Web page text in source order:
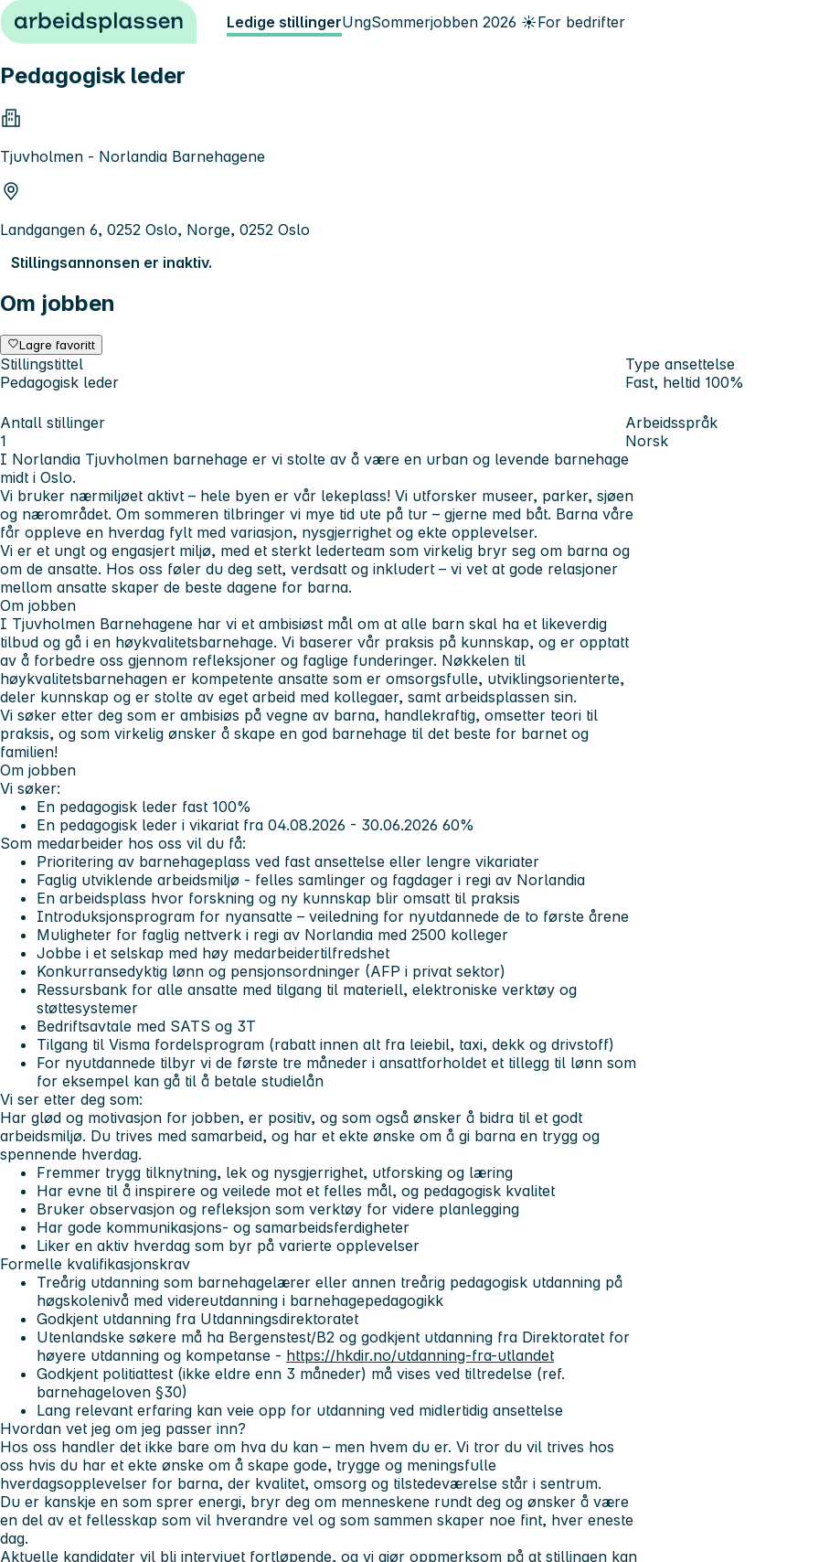
Hopp til innhold Ledige stillingerUngSommerjobben 2026 ☀️For bedrifter
Pedagogisk leder
Tjuvholmen - Norlandia Barnehagene
Landgangen 6, 0252 Oslo, Norge, 0252 Oslo
Stillingsannonsen er inaktiv.
Om jobben
Lagre favoritt
Stillingstittel
Pedagogisk leder
Type ansettelse
Fast, heltid 100%
Antall stillinger
1
Arbeidsspråk
Norsk
I Norlandia Tjuvholmen barnehage er vi stolte av å være en urban og levende barnehage
midt i Oslo.
Vi bruker nærmiljøet aktivt – hele byen er vår lekeplass! Vi utforsker museer, parker, sjøen
og nærområdet. Om sommeren tilbringer vi mye tid ute på tur – gjerne med båt. Barna våre
får oppleve en hverdag fylt med variasjon, nysgjerrighet og ekte opplevelser.
Vi er et ungt og engasjert miljø, med et sterkt lederteam som virkelig bryr seg om barna og
om de ansatte. Hos oss føler du deg sett, verdsatt og inkludert – vi vet at gode relasjoner
mellom ansatte skaper de beste dagene for barna.
Om jobben
I Tjuvholmen Barnehagene har vi et ambisiøst mål om at alle barn skal ha et likeverdig
tilbud og gå i en høykvalitetsbarnehage. Vi baserer vår praksis på kunnskap, og er opptatt
av å forbedre oss gjennom refleksjoner og faglige funderinger. Nøkkelen til
høykvalitetsbarnehagen er kompetente ansatte som er omsorgsfulle, utviklingsorienterte,
deler kunnskap og er stolte av eget arbeid med kollegaer, samt arbeidsplassen sin.
Vi søker etter deg som er ambisiøs på vegne av barna, handlekraftig, omsetter teori til
praksis, og som virkelig ønsker å skape en god barnehage til det beste for barnet og
familien!
Om jobben
Vi søker:
En pedagogisk leder fast 100%
En pedagogisk leder i vikariat fra 04.08.2026 - 30.06.2026 60%
Som medarbeider hos oss vil du få:
Prioritering av barnehageplass ved fast ansettelse eller lengre vikariater
Faglig utviklende arbeidsmiljø - felles samlinger og fagdager i regi av Norlandia
En arbeidsplass hvor forskning og ny kunnskap blir omsatt til praksis
Introduksjonsprogram for nyansatte – veiledning for nyutdannede de to første årene
Muligheter for faglig nettverk i regi av Norlandia med 2500 kolleger
Jobbe i et selskap med høy medarbeidertilfredshet
Konkurransedyktig lønn og pensjonsordninger (AFP i privat sektor)
Ressursbank for alle ansatte med tilgang til materiell, elektroniske verktøy og
støttesystemer
Bedriftsavtale med SATS og 3T
Tilgang til Visma fordelsprogram (rabatt innen alt fra leiebil, taxi, dekk og drivstoff)
For nyutdannede tilbyr vi de første tre måneder i ansattforholdet et tillegg til lønn som
for eksempel kan gå til å betale studielån
Vi ser etter deg som:
Har glød og motivasjon for jobben, er positiv, og som også ønsker å bidra til et godt
arbeidsmiljø. Du trives med samarbeid, og har et ekte ønske om å gi barna en trygg og
spennende hverdag.
Fremmer trygg tilknytning, lek og nysgjerrighet, utforsking og læring
Har evne til å inspirere og veilede mot et felles mål, og pedagogisk kvalitet
Bruker observasjon og refleksjon som verktøy for videre planlegging
Har gode kommunikasjons- og samarbeidsferdigheter
Liker en aktiv hverdag som byr på varierte opplevelser
Formelle kvalifikasjonskrav
Treårig utdanning som barnehagelærer eller annen treårig pedagogisk utdanning på
høgskolenivå med videreutdanning i barnehagepedagogikk
Godkjent utdanning fra Utdanningsdirektoratet
Utenlandske søkere må ha Bergenstest/B2 og godkjent utdanning fra Direktoratet for
høyere utdanning og kompetanse - https://hkdir.no/utdanning-fra-utlandet
Godkjent politiattest (ikke eldre enn 3 måneder) må vises ved tiltredelse (ref.
barnehageloven §30)
Lang relevant erfaring kan veie opp for utdanning ved midlertidig ansettelse
Hvordan vet jeg om jeg passer inn?
Hos oss handler det ikke bare om hva du kan – men hvem du er. Vi tror du vil trives hos
oss hvis du har et ekte ønske om å skape gode, trygge og meningsfulle
hverdagsopplevelser for barna, der kvalitet, omsorg og tilstedeværelse står i sentrum.
Du er kanskje en som sprer energi, bryr deg om menneskene rundt deg og ønsker å være
en del av et fellesskap som vil hverandre vel og som sammen skaper noe fint, hver eneste
dag.
Aktuelle kandidater vil bli intervjuet fortløpende, og vi gjør oppmerksom på at stillingen kan